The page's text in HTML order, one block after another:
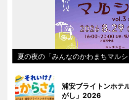
夏の夜の「みんなのかわまちマル
浦安ブライトンホテ
がし」2026